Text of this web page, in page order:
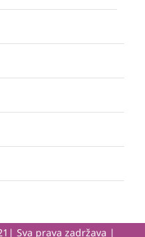
Sva prava zadržava |